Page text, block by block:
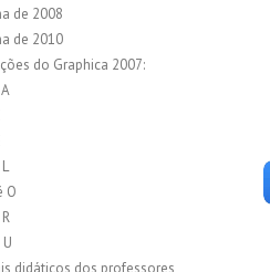
de 2008
de 2010
do Graphica 2007:
O